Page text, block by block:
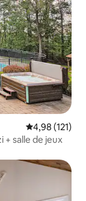
Évaluation
4,98 (121)
+ salle de jeux